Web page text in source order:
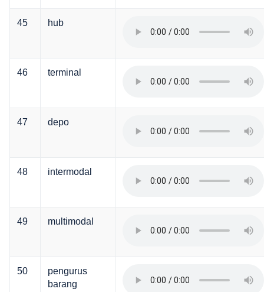
45 hub
46 terminal
47 depo
48 intermodal
49 multimodal
50
pengurus
barang